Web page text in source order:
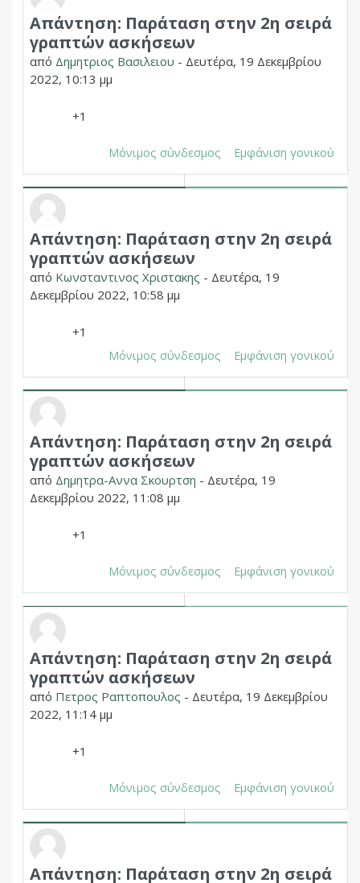
Σε απάντηση σε Δημητριος Χουπας
Απάντηση: Παράταση στην 2η σειρά
γραπτών ασκήσεων
από Δημητριος Βασιλειου - Δευτέρα, 19 Δεκεμβρίου
2022, 10:13 μμ
+1
Μόνιμος σύνδεσμος Εμφάνιση γονικού
Σε απάντηση σε Δημητριος Χουπας
Απάντηση: Παράταση στην 2η σειρά
γραπτών ασκήσεων
από Κωνσταντινος Χριστακης - Δευτέρα, 19
Δεκεμβρίου 2022, 10:58 μμ
+1
Μόνιμος σύνδεσμος Εμφάνιση γονικού
Σε απάντηση σε Δημητριος Χουπας
Απάντηση: Παράταση στην 2η σειρά
γραπτών ασκήσεων
από Δημητρα-Αννα Σκουρτση - Δευτέρα, 19
Δεκεμβρίου 2022, 11:08 μμ
+1
Μόνιμος σύνδεσμος Εμφάνιση γονικού
Σε απάντηση σε Δημητριος Χουπας
Απάντηση: Παράταση στην 2η σειρά
γραπτών ασκήσεων
από Πετρος Ραπτοπουλος - Δευτέρα, 19 Δεκεμβρίου
2022, 11:14 μμ
+1
Μόνιμος σύνδεσμος Εμφάνιση γονικού
Σε απάντηση σε Δημητριος Χουπας
Απάντηση: Παράταση στην 2η σειρά